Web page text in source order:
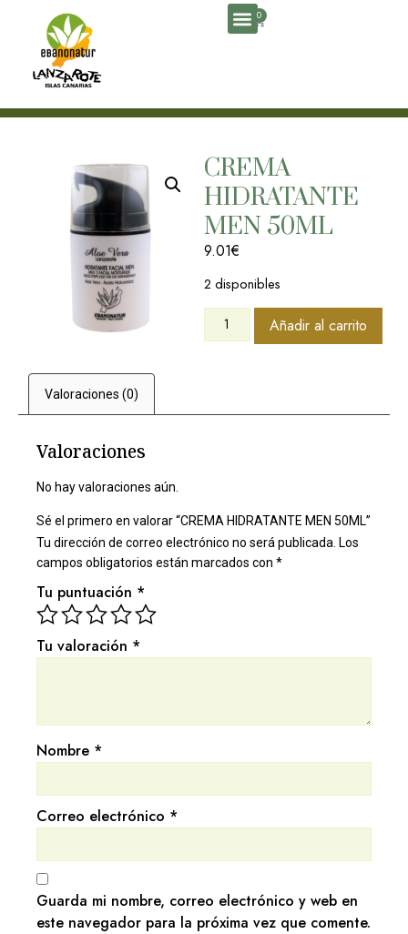
0
Home/Cara
CREMA
HIDRATANTE
MEN 50ML
9.01€
2 disponibles
Añadir al carrito
Valoraciones (0)
Valoraciones
No hay valoraciones aún.
Sé el primero en valorar “CREMA HIDRATANTE MEN 50ML”
Tu dirección de correo electrónico no será publicada. Los
campos obligatorios están marcados con *
Tu puntuación *
Tu valoración *
Nombre *
Correo electrónico *
Guarda mi nombre, correo electrónico y web en
este navegador para la próxima vez que comente.